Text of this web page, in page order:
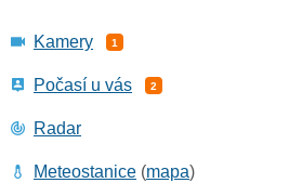
Kamery 1
Počasí u vás 2
Radar
Meteostanice (mapa)